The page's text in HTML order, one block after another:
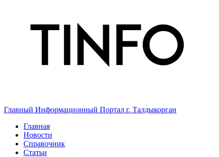
Главный Информационный Портал г. Талдыкорган
Главная
Новости
Справочник
Статьи